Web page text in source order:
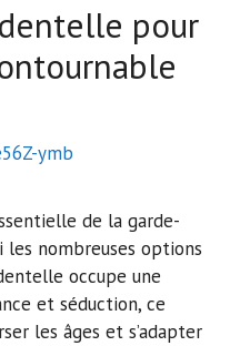
pour
ymb
de la garde-
les nombreuses options
occupe une
et séduction, ce
les âges et s’adapter